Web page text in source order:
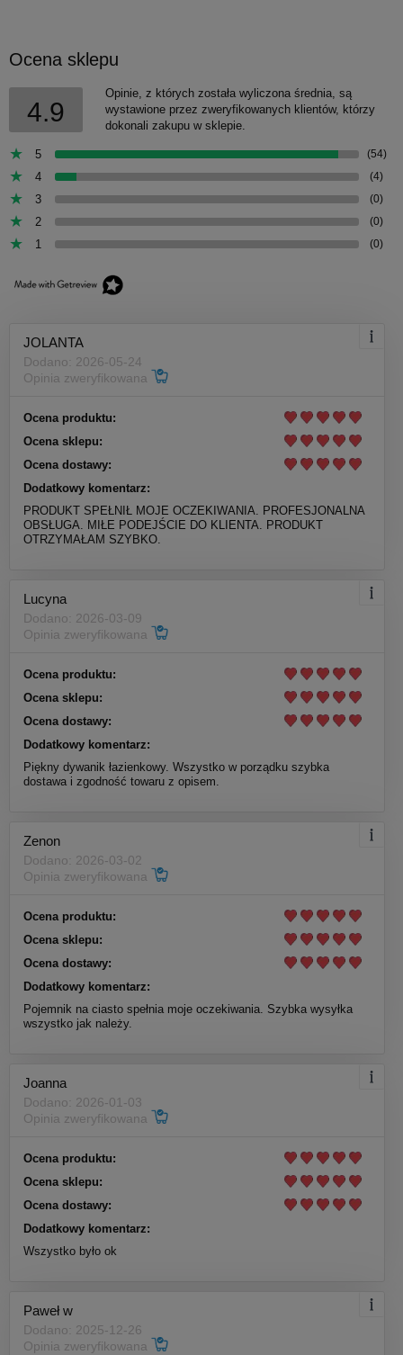
Ocena sklepu
4.9
Opinie, z których została wyliczona średnia, są
wystawione przez zweryfikowanych klientów, którzy
dokonali zakupu w sklepie.
5 (54)
4 (4)
3 (0)
2 (0)
1 (0)
JOLANTA
Dodano: 2026-05-24
Opinia zweryfikowana
Ocena produktu:
Ocena sklepu:
Ocena dostawy:
Dodatkowy komentarz:
PRODUKT SPEŁNIŁ MOJE OCZEKIWANIA. PROFESJONALNA
OBSŁUGA. MIŁE PODEJŚCIE DO KLIENTA. PRODUKT
OTRZYMAŁAM SZYBKO.
Lucyna
Dodano: 2026-03-09
Opinia zweryfikowana
Ocena produktu:
Ocena sklepu:
Ocena dostawy:
Dodatkowy komentarz:
Piękny dywanik łazienkowy. Wszystko w porządku szybka
dostawa i zgodność towaru z opisem.
Zenon
Dodano: 2026-03-02
Opinia zweryfikowana
Ocena produktu:
Ocena sklepu:
Ocena dostawy:
Dodatkowy komentarz:
Pojemnik na ciasto spełnia moje oczekiwania. Szybka wysyłka
wszystko jak należy.
Joanna
Dodano: 2026-01-03
Opinia zweryfikowana
Ocena produktu:
Ocena sklepu:
Ocena dostawy:
Dodatkowy komentarz:
Wszystko było ok
Paweł w
Dodano: 2025-12-26
Opinia zweryfikowana